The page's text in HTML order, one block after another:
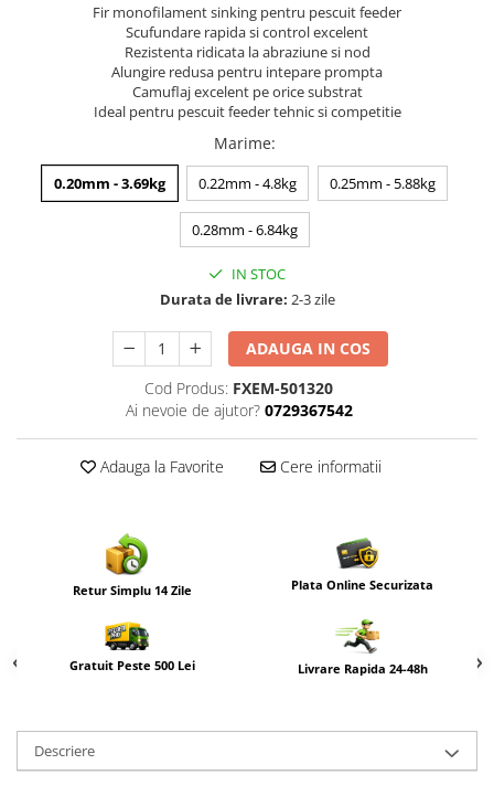
Fir monofilament sinking pentru pescuit feeder
Scufundare rapida si control excelent
Rezistenta ridicata la abraziune si nod
Alungire redusa pentru intepare prompta
Camuflaj excelent pe orice substrat
Ideal pentru pescuit feeder tehnic si competitie
Marime:
0.20mm - 3.69kg 0.22mm - 4.8kg 0.25mm - 5.88kg
0.28mm - 6.84kg
IN STOC
Durata de livrare: 2-3 zile
ADAUGA IN COS
Cod Produs: FXEM-501320
Ai nevoie de ajutor? 0729367542
Adauga la Favorite Cere informatii
Retur Simplu 14 Zile Plata Online Securizata
Gratuit Peste 500 Lei Livrare Rapida 24-48h
Descriere